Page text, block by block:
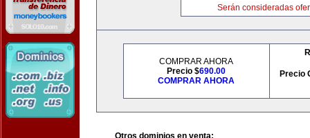
Serán consideradas
COMPRAR AHORA
Precio $690.00
COMPRAR AHORA
Precio
Otros dominios en venta: